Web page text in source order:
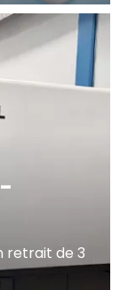
retrait de 3